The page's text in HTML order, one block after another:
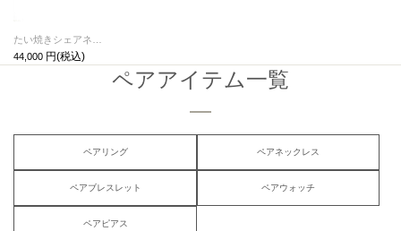
44,000
ペアアイテム一覧
ペアリング ペアネックレス
ペアブレスレット ペアウォッチ
ペアピアス